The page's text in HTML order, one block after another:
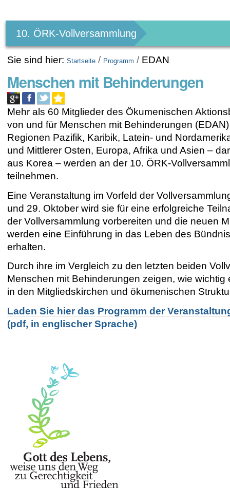
Werkzeuge
10. ÖRK-Vollversammlung
Sie sind hier: Startseite / Programm / EDAN
Menschen mit Behinderungen
Mehr als 60 Mitglieder des Ökumenischen
von und für Menschen mit Behinderungen
Regionen Pazifik, Karibik, Latein- und
und Mittlerer Osten, Europa, Afrika und Asien –
aus Korea – werden an der 10. ÖRK-
teilnehmen.
Eine Veranstaltung im Vorfeld der
und 29. Oktober wird sie für eine erfolgreiche
der Vollversammlung vorbereiten und die neuen
werden eine Einführung in das Leben des
erhalten.
Durch ihre im Vergleich zu den letzten beiden
Menschen mit Behinderungen zeigen, wie
in den Mitgliedskirchen und ökumenischen
Laden Sie hier das Programm der
(pdf, in englischer Sprache)